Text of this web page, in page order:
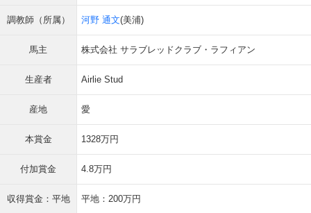
調教師（所属） 河野 通文(美浦)
馬主 株式会社 サラブレッドクラブ・ラフィアン
生産者 Airlie Stud
産地 愛
本賞金 1328万円
付加賞金 4.8万円
収得賞金：平地 平地：200万円